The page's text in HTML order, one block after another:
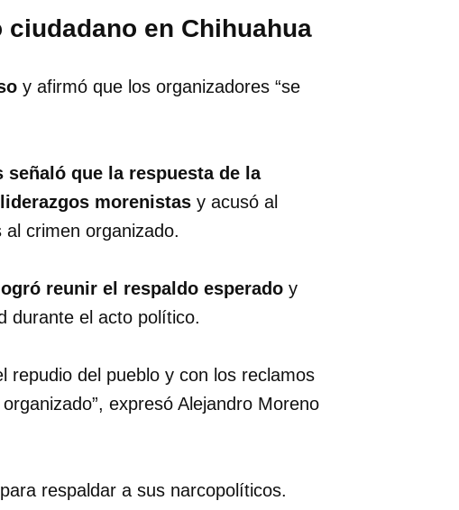
en Chihuahua
y afirmó que los organizadores “se
señaló que la respuesta de la
morenistas y acusó al
crimen organizado.
reunir el respaldo esperado y
durante el acto político.
repudio del pueblo y con los reclamos
expresó Alejandro Moreno
respaldar a sus narcopolíticos.